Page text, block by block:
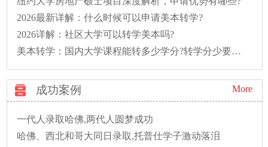
2026最新详解：什么时候可以申请美本转学?
2026详解：社区大学可以转学美本吗?
美本转学：国内大学课程能转多少学分?转学分少要多读一年怎么办?
成功案例 More
一代人录取哈佛,两代人圆梦成功
哈佛、西北和哥大同日录取,托普仕学子激动落泪